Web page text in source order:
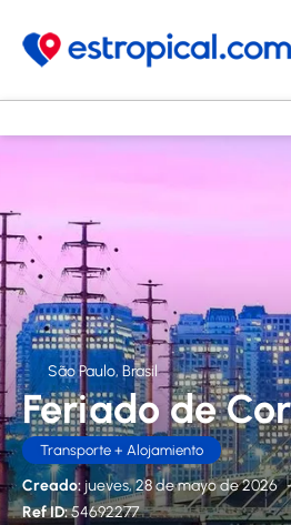
São Paulo, Brasil
Feriado de
Transporte + Alojamiento
Creado: jueves, 28 de mayo de 2026
Ref ID:54692277